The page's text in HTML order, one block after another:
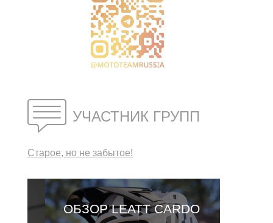
УЧАСТНИК ГРУПП
Старое, но не забытое!
ОБЗОР LEATT CARDO